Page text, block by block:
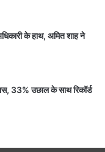
के हाथ, अमित शाह ने
33% उछाल के साथ रिकॉर्ड